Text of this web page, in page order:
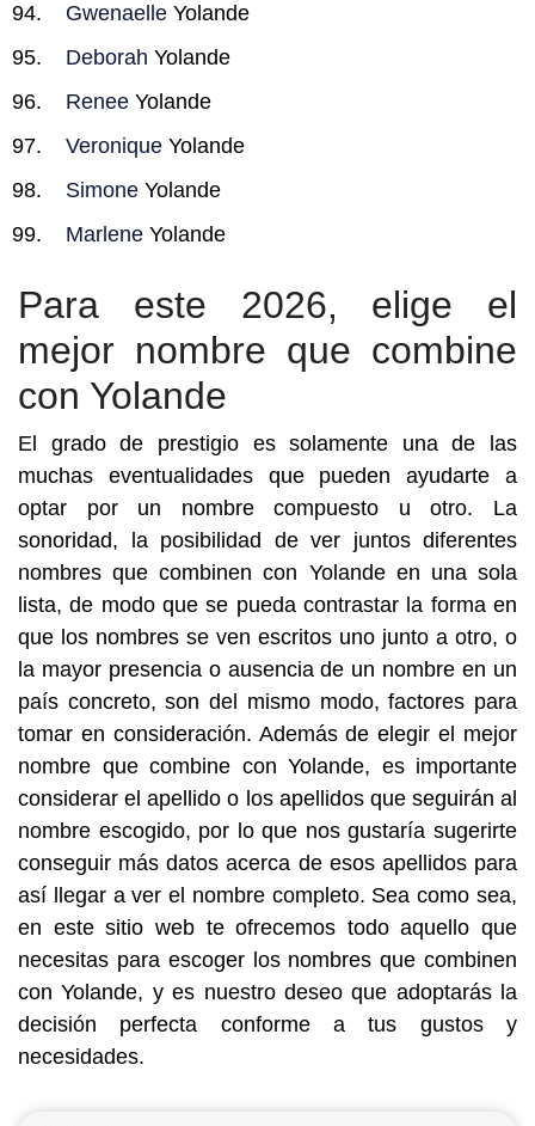
Gwenaelle Yolande
Deborah Yolande
Renee Yolande
Veronique Yolande
Simone Yolande
Marlene Yolande
Para este 2026, elige el
mejor nombre que combine
con Yolande
El grado de prestigio es solamente una de las
muchas eventualidades que pueden ayudarte a
optar por un nombre compuesto u otro. La
sonoridad, la posibilidad de ver juntos diferentes
nombres que combinen con Yolande en una sola
lista, de modo que se pueda contrastar la forma en
que los nombres se ven escritos uno junto a otro, o
la mayor presencia o ausencia de un nombre en un
país concreto, son del mismo modo, factores para
tomar en consideración. Además de elegir el mejor
nombre que combine con Yolande, es importante
considerar el apellido o los apellidos que seguirán al
nombre escogido, por lo que nos gustaría sugerirte
conseguir más datos acerca de esos apellidos para
así llegar a ver el nombre completo. Sea como sea,
en este sitio web te ofrecemos todo aquello que
necesitas para escoger los nombres que combinen
con Yolande, y es nuestro deseo que adoptarás la
decisión perfecta conforme a tus gustos y
necesidades.